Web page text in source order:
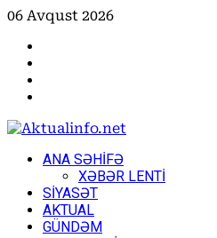
Skip
content
06 Avqust 2026
PrimaryANA SƏHİFƏ
XƏBƏR LENTİ
SİYASƏT
AKTUAL
GÜNDƏM